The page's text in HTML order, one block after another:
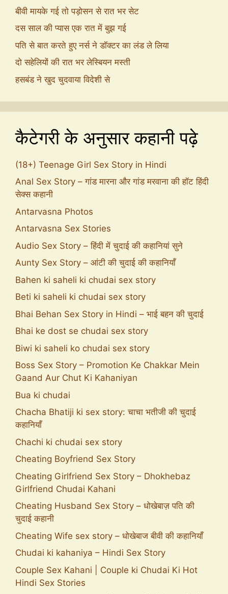
बीवी मायके गई तो पड़ोसन से रात भर सेट
दस साल की प्यास एक रात में बुझ गई
पति से बात करते हुए नर्स ने डॉक्टर का लंड ले लिया
दो सहेलियों की रात भर लेस्बियन मस्ती
हसबंड ने खुद चुदवाया विदेशी से
कैटेगरी के अनुसार कहानी पढ़े
(18+) Teenage Girl Sex Story in Hindi
Anal Sex Story – गांड मारना और गांड मरवाना की हॉट हिंदी
सेक्स कहानी
Antarvasna Photos
Antarvasna Sex Stories
Audio Sex Story – हिंदी में चुदाई की कहानियां सुने
Aunty Sex Story – आंटी की चुदाई की कहानियाँ
Bahen ki saheli ki chudai sex story
Beti ki saheli ki chudai sex story
Bhai Behan Sex Story in Hindi – भाई बहन की चुदाई
Bhai ke dost se chudai sex story
Biwi ki saheli ko chudai sex story
Boss Sex Story – Promotion Ke Chakkar Mein
Gaand Aur Chut Ki Kahaniyan
Bua ki chudai
Chacha Bhatiji ki sex story: चाचा भतीजी की चुदाई
कहानियाँ
Chachi ki chudai sex story
Cheating Boyfriend Sex Story
Cheating Girlfriend Sex Story – Dhokhebaz
Girlfriend Chudai Kahani
Cheating Husband Sex Story – धोखेबाज़ पति की
चुदाई कहानी
Cheating Wife sex story – धोखेबाज बीवी की कहानियाँ
Chudai ki kahaniya – Hindi Sex Story
Couple Sex Kahani | Couple ki Chudai Ki Hot
Hindi Sex Stories